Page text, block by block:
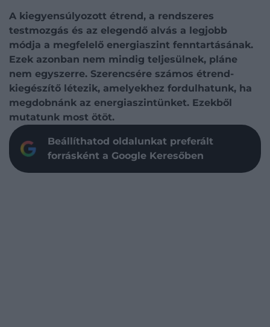
A kiegyensúlyozott étrend, a rendszeres
testmozgás és az elegendő alvás a legjobb
módja a megfelelő energiaszint fenntartásának.
Ezek azonban nem mindig teljesülnek, pláne
nem egyszerre. Szerencsére számos étrend-
kiegészítő létezik, amelyekhez fordulhatunk, ha
megdobnánk az energiaszintünket. Ezekből
mutatunk most ötöt.
Beállíthatod oldalunkat preferált
forrásként a Google Keresőben